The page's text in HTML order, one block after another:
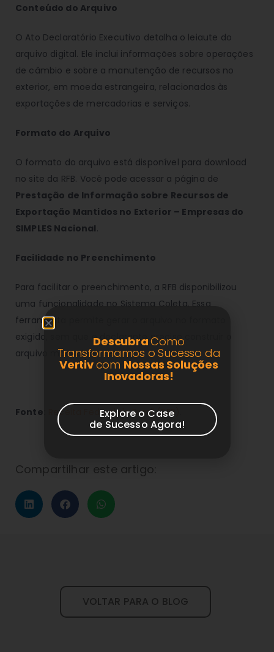
Conteúdo do Arquivo
O Ato Declaratório Executivo detalha o leiaute do
arquivo digital. Ele inclui informações sobre operações
de câmbio e sobre a manutenção de recursos no
exterior, em moeda estrangeira, relacionados às
exportações de mercadorias e serviços.
Formato do Arquivo
O formato do arquivo está disponível para download
no site da RFB. Você pode acessar a página de
Prestação de Informação sobre Recursos de
Exportação Mantidos no Exterior – Empresas do
SIMPLES Nacional.
Facilidade no Preenchimento
Para facilitar o preenchimento, a RFB disponibilizou
uma funcionalidade no Sistema Coleta. Essa
ferramenta permite gerar o arquivo no formato
exigido, sem que o declarante precise construir o
arquivo manualmente.
Fonte: Receita Federal do Brasil (RFB)
Compartilhar este artigo:
VOLTAR PARA O BLOG
DescubraComo
Transformamos o Sucesso da
Vertivcom Nossas Soluções
Inovadoras!
Explore o Case
de Sucesso Agora!